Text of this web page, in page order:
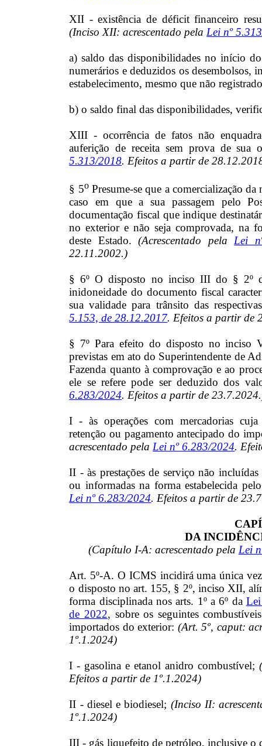
XII - existência de déficit financeiro
(Inciso XII: acrescentado pela Lei nº
a) saldo das disponibilidades no início
numerários e deduzidos os desembolsos,
estabelecimento, mesmo que não
b) o saldo final das disponibilidades,
XIII - ocorrência de fatos não
auferição de receita sem prova de sua
5.313/2018. Efeitos a partir de
§ 5oPresume-se que a comercialização
caso em que a sua passagem pelo
documentação fiscal que indique
no exterior e não seja comprovada, na
deste Estado.(Acrescentado pelaLei
22.11.2002.)
§ 6º O disposto no inciso III do § 2º
inidoneidade do documento fiscal
sua validade para trânsito das
5.153, de 28.12.2017. Efeitos a partir de
§ 7º Para efeito do disposto no inciso
previstas em ato do Superintendente de
Fazenda quanto à comprovação e ao
ele se refere pode ser deduzido dos
6.283/2024. Efeitos a partir de
I - às operações com mercadorias cuja
retenção ou pagamento antecipado do
acrescentado pelaLei nº 6.283/2024.
II - às prestações de serviço não
ou informadas na forma estabelecida
Lei nº 6.283/2024. Efeitos a partir de
DA
(Capítulo I-A: acrescentado pela Lei
Art. 5º-A. O ICMS incidirá uma única
o disposto no art. 155, § 2º, inciso XII,
forma disciplinada nos arts. 1º a 6º da
de 2022, sobre os seguintes
importados do exterior: (Art. 5º, caput:
1º.1.2024)
I - gasolina e etanol anidro combustível;
Efeitos a partir de 1º.1.2024)
II - diesel e biodiesel; (Inciso II:
1º.1.2024)
III - gás liquefeito de petróleo, inclusive o